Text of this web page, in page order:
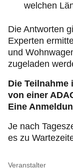
welchen
Die Antworten
Experten
und
zugeladen
Die
von einer
Eine
Je nach
es zu
Veranstalter